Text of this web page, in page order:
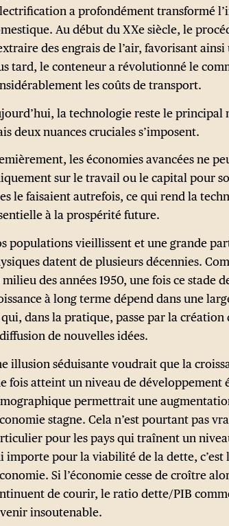
a profondément transformé
Au début du XXe siècle, le
des engrais de l’air, favorisant
tard, le conteneur a révolutionné le
les coûts de transport.
la technologie reste le principal
deux nuances cruciales s’imposent.
les économies avancées ne
sur le travail ou le capital pour
le faisaient autrefois, ce qui rend la
à la prospérité future.
populations vieillissent et une grande
datent de plusieurs décennies.
milieu des années 1950, une fois ce stade
à long terme dépend dans une
qui, dans la pratique, passe par la
de nouvelles idées.
illusion séduisante voudrait que la
fois atteint un niveau de développement
permettrait une
stagne. Cela n’est pourtant pas
pour les pays qui traînent un
importe pour la viabilité de la dette, c’est
Si l’économie cesse de croître
de courir, le ratio dette/PIB
insoutenable.